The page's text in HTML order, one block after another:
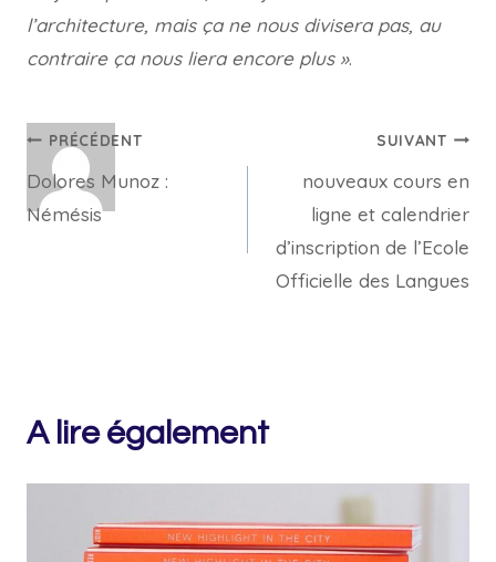
l’architecture, mais ça ne nous divisera pas, au
contraire ça nous liera encore plus ».
Navigation
de
PRÉCÉDENT
Dolores Munoz :
Némésis
SUIVANT
nouveaux cours en
ligne et calendrier
d’inscription de l’Ecole
Officielle des Langues
A lire également